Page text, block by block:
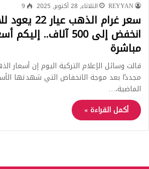
REYYAN الثلاثاء, 28 أكتوبر, 2025 9
سعر غرام
انخفض إلى 500 آلاف..
مباشرة
قالت وسائل الإعلام التركية اليوم إن أسعار
مجددًا بعد موجة الانخفاض التي شهدتها
الماضية،…
أكمل القراءة »